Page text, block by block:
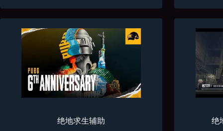
绝地求生辅助 绝